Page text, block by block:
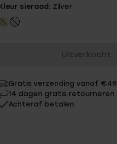
sieraad: Zilver
Uitverkocht
Gratis verzending vanaf €49
14 dagen gratis retourneren
Achteraf betalen